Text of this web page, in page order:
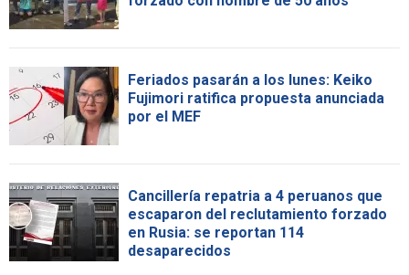
Feriados pasarán a los lunes: Keiko
Fujimori ratifica propuesta anunciada
por el MEF
Cancillería repatria a 4 peruanos que
escaparon del reclutamiento forzado
en Rusia: se reportan 114
desaparecidos